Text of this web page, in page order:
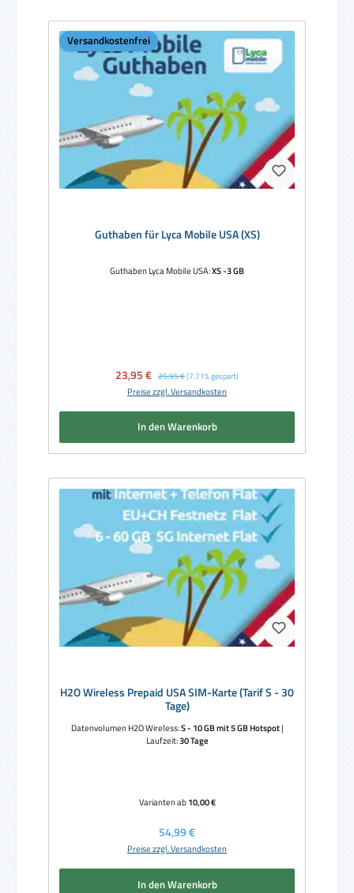
Versandkostenfrei
Guthaben für Lyca Mobile USA (XS)
Guthaben Lyca Mobile USA:XS -3 GB
Verkaufspreis:
23,95 € Regulärer Preis:
25,95 €(7.71% gespart)
Preise zzgl. Versandkosten
In den Warenkorb
H2O Wireless Prepaid USA SIM-Karte (Tarif S - 30
Tage)
Datenvolumen H2O Wireless:S - 10 GB mit 5 GB Hotspot|
Laufzeit:30 Tage
Varianten ab10,00 €
Regulärer Preis:
54,99 €
Preise zzgl. Versandkosten
In den Warenkorb